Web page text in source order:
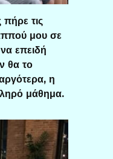
τις
μου σε
επειδή
θα το
η
μάθημα.